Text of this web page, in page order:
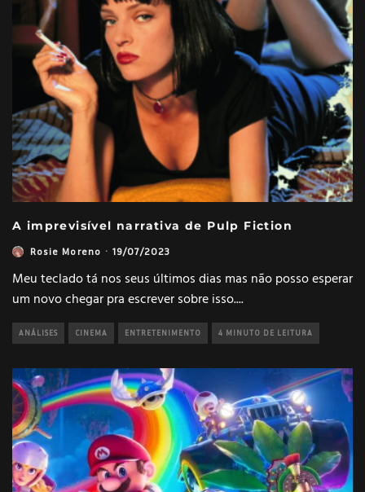
A imprevisível narrativa de Pulp Fiction
Rosie Moreno · 19/07/2023
Meu teclado tá nos seus últimos dias mas não posso esperar
um novo chegar pra escrever sobre isso....
ANÁLISES CINEMA ENTRETENIMENTO 4 MINUTO DE LEITURA